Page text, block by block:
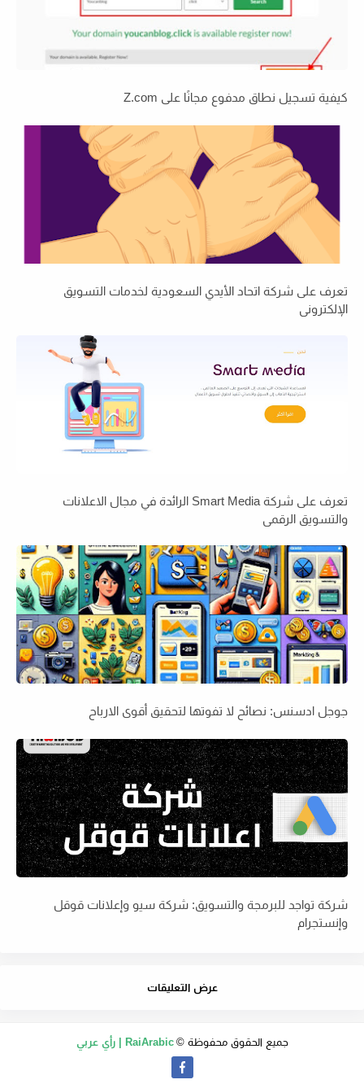
كيفية تسجيل نطاق مدفوع مجانًا على Z.com
تعرف على شركة اتحاد الأيدي السعودية لخدمات التسويق
الإلكتروني
تعرف على شركة Smart Media الرائدة في مجال الاعلانات
والتسويق الرقمي
جوجل ادسنس: نصائح لا تفوتها لتحقيق أقوى الارباح
شركة تواجد للبرمجة والتسويق: شركة سيو وإعلانات قوقل
وإنستجرام
عرض التعليقات
جميع الحقوق محفوظة © RaiArabic | رأي عربي